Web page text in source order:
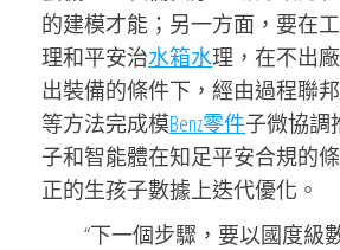
的建模才能；另一方面，要在
理和平安治水箱水理，在不出
出裝備的條件下，經由過程聯
等方法完成模Benz零件子微協調
子和智能體在知足平安合規的
正的生孩子數據上迭代優化。
“下一個步驟，要以國度級